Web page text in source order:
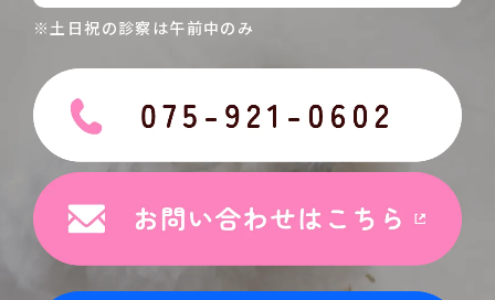
※土日祝の診察は午前中のみ